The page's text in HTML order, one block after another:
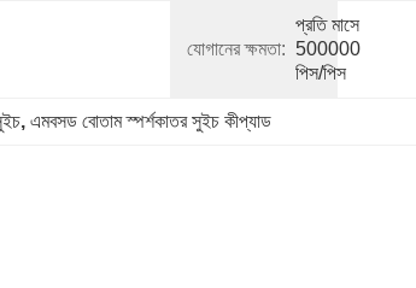
যোগানের ক্ষমতা:
প্রতি মাসে
500000
পিস/পিস
, এমবসড বোতাম স্পর্শকাতর সুইচ কীপ্যাড